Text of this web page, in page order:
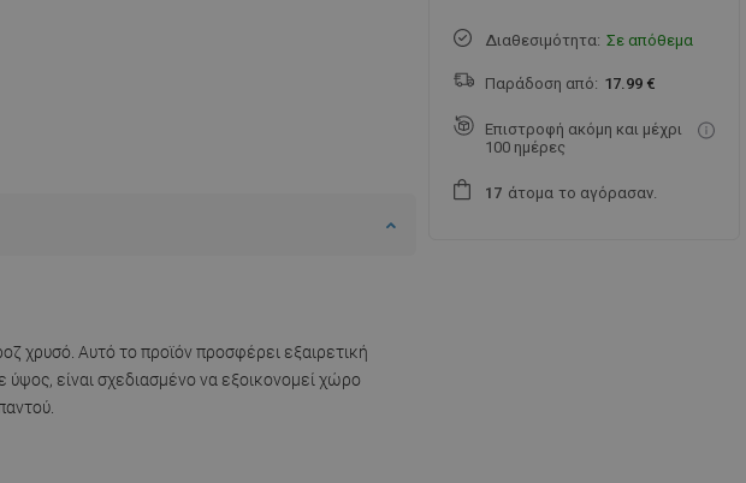
χρυσό. Αυτό το προϊόν προσφέρει εξαιρετική
είναι σχεδιασμένο να εξοικονομεί χώρο
Διαθεσιμότητα: Σε απόθεμα
Παράδοση από: 17.99 €
Επιστροφή ακόμη και μέχρι
100 ημέρες
1 7 άτομα το αγόρασαν.